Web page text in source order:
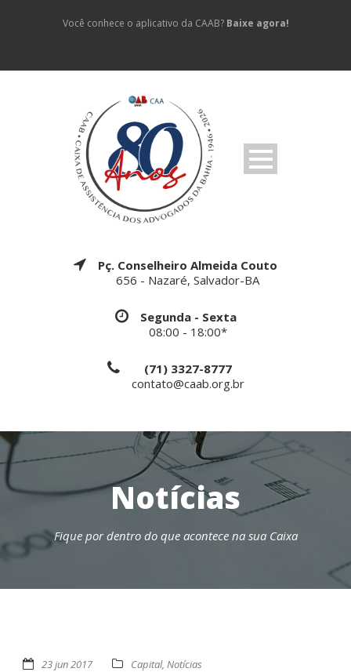
Você conhece o aplicativo da CAAB? Baixe agora!
Pç. Conselheiro Almeida Couto
656 - Nazaré, Salvador-BA
Segunda - Sexta
08:00 - 18:00*
(71) 3327-8777
contato@caab.org.br
Notícias
Fique por dentro do que acontece na sua Caixa
23 jun 2017 Capital, Notícias